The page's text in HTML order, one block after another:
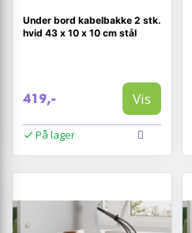
Under bord kabelbakke 2 stk.
hvid 43 x 10 x 10 cm stål
419,- Vis
På lager